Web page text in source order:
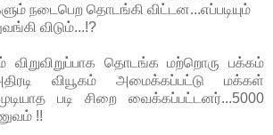
நடைபெற தொடங்கி விட்டன...எப்படியும்
விடும்...!?
தொடங்க மற்றொரு பக்கம்
வியூகம் அமைக்கப்பட்டு மக்கள்
படி சிறை வைக்கப்பட்டனர்...5000
!!